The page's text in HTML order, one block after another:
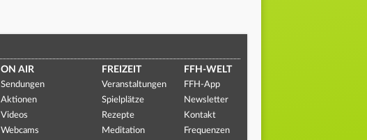
ON AIR
Sendungen
Aktionen
Videos
Webcams
FREIZEIT
Veranstaltungen
Spielplätze
Rezepte
Meditation
FFH-WELT
FFH-App
Newsletter
Kontakt
Frequenzen